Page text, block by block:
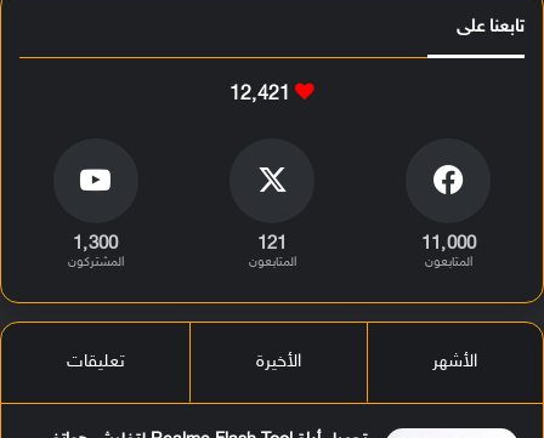
تابعنا على
12٬421
11٬000
المتابعون
121
المتابعون
1٬300
المشتركون
الأشهر الأخيرة تعليقات